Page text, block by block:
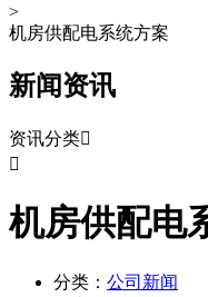
>
机房供配电系统方案
新闻资讯
资讯分类

机房供配电
分类： 公司新闻